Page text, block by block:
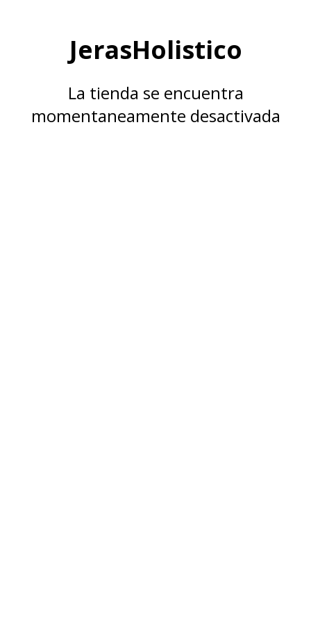
JerasHolistico
La tienda se encuentra
momentaneamente desactivada